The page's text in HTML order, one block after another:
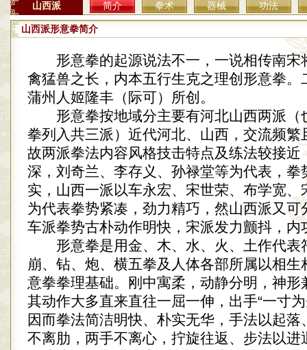
山西派 简介 拳术 器械 功法
山西派形意拳简介
形意拳的起源说法不一，一说相传南宋
禽猛兽之长，内本五行生克之理创形意拳。
蒲州人姬隆丰（际可）所创。
形意拳按地域分主要有河北山西两派（
拳列入共三派）近代河北、山西，交流频繁
故两派拳法内容风格技击特点及练法较接近
深，刘奇兰、李存义、孙禄堂等为代表，拳
实，山西一派以车永宏、宋世荣、布学宽、
为代表拳势紧凑，劲力精巧，然山西派又可
车派拳势古朴动作明快，宋派发力颤抖，内
形意拳是用金、木、水、火、土作代表
崩、钻、炮、横五拳及人体各部所属以相生
意拳拳理基础。刚中寓柔，动静分明，神形
其动作大多直来直往一屈一伸，出手“一寸
因而拳法简洁明快、朴实无华，手法以起落
不离肋，两手不离心，拧旋往返、步法以进